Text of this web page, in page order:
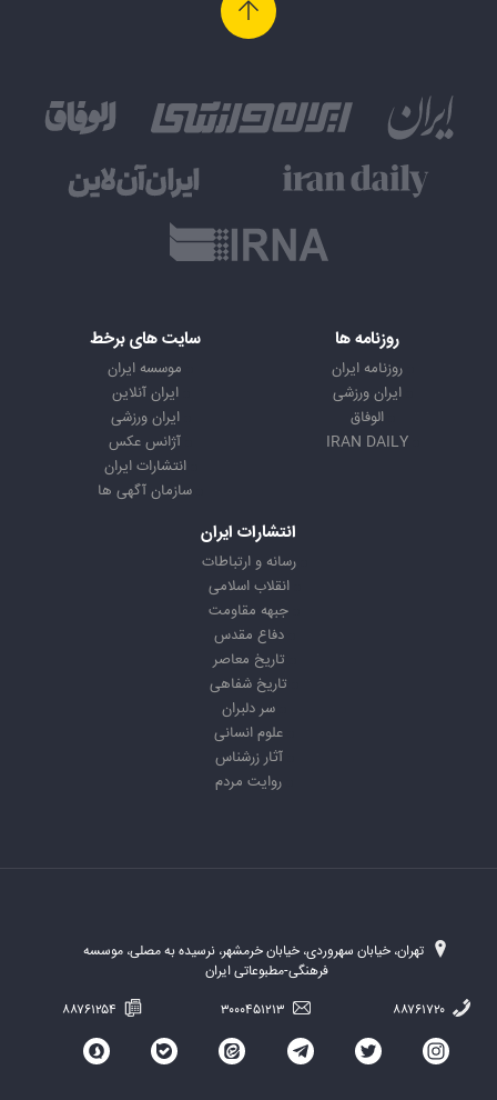
روزنامه ها
روزنامه ایران
ایران ورزشی
الوفاق
IRAN DAILY
سایت های برخط
موسسه ایران
ایران آنلاین
ایران ورزشی
آژانس عکس
انتشارات ایران
سازمان آگهی ها
انتشارات ایران
رسانه و ارتباطات
انقلاب اسلامی
جبهه مقاومت
دفاع مقدس
تاریخ معاصر
تاریخ شفاهی
سر دلبران
علوم انسانی
آثار زرشناس
روایت مردم
تهران، خیابان سهروردی، خیابان خرمشهر، نرسیده به مصلی، موسسه
فرهنگی-مطبوعاتی ایران